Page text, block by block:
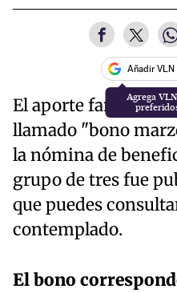
Añadir
El aporte familiar
llamado "bono
la nómina de
grupo de tres fue
que puedes
contemplado.
El bono